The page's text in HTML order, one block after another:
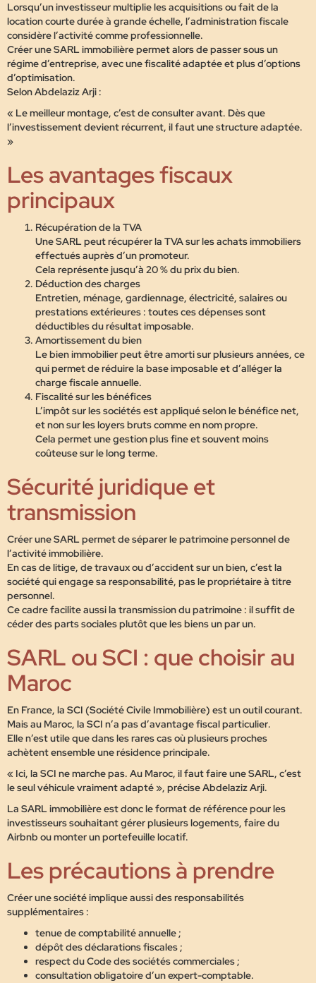
Lorsqu’un investisseur multiplie les acquisitions ou fait de la
location courte durée à grande échelle, l’administration fiscale
considère l’activité comme professionnelle.
Créer une SARL immobilière permet alors de passer sous un
régime d’entreprise, avec une fiscalité adaptée et plus d’options
d’optimisation.
Selon Abdelaziz Arji :
« Le meilleur montage, c’est de consulter avant. Dès que
l’investissement devient récurrent, il faut une structure adaptée.
»
Les avantages fiscaux
principaux
Récupération de la TVA
Une SARL peut récupérer la TVA sur les achats immobiliers
effectués auprès d’un promoteur.
Cela représente jusqu’à 20 % du prix du bien.
Déduction des charges
Entretien, ménage, gardiennage, électricité, salaires ou
prestations extérieures : toutes ces dépenses sont
déductibles du résultat imposable.
Amortissement du bien
Le bien immobilier peut être amorti sur plusieurs années, ce
qui permet de réduire la base imposable et d’alléger la
charge fiscale annuelle.
Fiscalité sur les bénéfices
L’impôt sur les sociétés est appliqué selon le bénéfice net,
et non sur les loyers bruts comme en nom propre.
Cela permet une gestion plus fine et souvent moins
coûteuse sur le long terme.
Sécurité juridique et
transmission
Créer une SARL permet deséparer le patrimoine personnel de
l’activité immobilière.
En cas de litige, de travaux ou d’accident sur un bien, c’est la
société qui engage sa responsabilité, pas le propriétaire à titre
personnel.
Ce cadre facilite aussi la transmission du patrimoine : il suffit de
céder des parts sociales plutôt que les biens un par un.
SARL ou SCI : que choisir au
Maroc
En France, la SCI (Société Civile Immobilière) est un outil courant.
Mais au Maroc, la SCI n’a pas d’avantage fiscal particulier.
Elle n’est utile que dans les rares cas où plusieurs proches
achètent ensemble une résidence principale.
« Ici, la SCI ne marche pas. Au Maroc, il faut faire une SARL, c’est
le seul véhicule vraiment adapté », précise Abdelaziz Arji.
La SARL immobilière est doncle format de référencepour les
investisseurs souhaitant gérer plusieurs logements, faire du
Airbnb ou monter un portefeuille locatif.
Les précautions à prendre
Créer une société implique aussi des responsabilités
supplémentaires :
tenue de comptabilité annuelle ;
dépôt des déclarations fiscales ;
respect du Code des sociétés commerciales ;
consultation obligatoire d’un expert-comptable.